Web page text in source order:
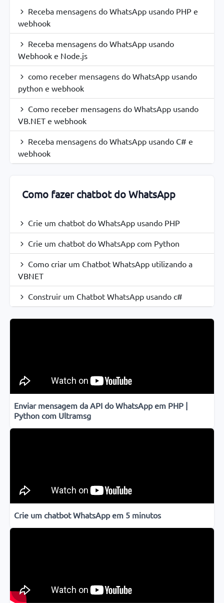
Receba mensagens do WhatsApp usando PHP e
webhook
Receba mensagens do WhatsApp usando
Webhook e Node.js
como receber mensagens do WhatsApp usando
python e webhook
Como receber mensagens do WhatsApp usando
VB.NET e webhook
Receba mensagens do WhatsApp usando C# e
webhook
Como fazer chatbot do WhatsApp
Crie um chatbot do WhatsApp usando PHP
Crie um chatbot do WhatsApp com Python
Como criar um Chatbot WhatsApp utilizando a
VBNET
Construir um Chatbot WhatsApp usando c#
Enviar mensagem da API do WhatsApp em PHP |
Python com Ultramsg
Crie um chatbot WhatsApp em 5 minutos